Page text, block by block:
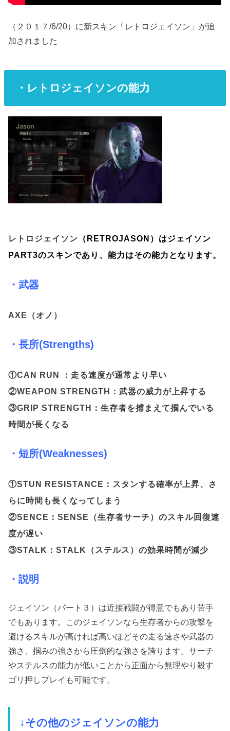
（２０１７/6/20）に新スキン「レトロジェイソン」が追
加されました
・レトロジェイソンの能力
レトロジェイソン （RETROJASON）はジェイソン
PART3のスキンであり、能力はその能力となります。
・武器
AXE（オノ）
・長所(Strengths)
①CAN RUN ：走る速度が通常より早い
②WEAPON STRENGTH：武器の威力が上昇する
③GRIP STRENGTH：生存者を捕まえて掴んでいる
時間が長くなる
・短所(Weaknesses)
①STUN RESISTANCE：スタンする確率が上昇、さ
らに時間も長くなってしまう
②SENCE：SENSE（生存者サーチ）のスキル回復速
度が遅い
③STALK：STALK（ステルス）の効果時間が減少
・説明
ジェイソン（パート３）は近接戦闘が得意でもあり苦手
でもあります。このジェイソンなら生存者からの攻撃を
避けるスキルが高ければ高いほどその走る速さや武器の
強さ、掴みの強さから圧倒的な強さを誇ります。サーチ
やステルスの能力が低いことから正面から無理やり殺す
ゴリ押しプレイも可能です。
↓その他のジェイソンの能力